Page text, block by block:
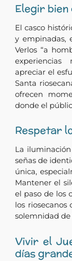
Elegir
El casco
y empinadas,
Verlos “a
apreciar el
Santa
ofrecen
donde el
Respetar
La
señas de
única,
Mantener el
el paso de los
los riosecanos
solemnidad de
Vivir el
días